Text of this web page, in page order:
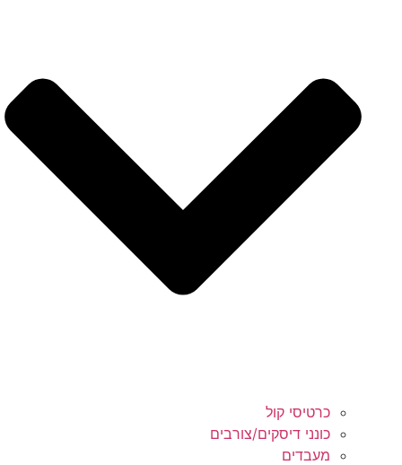
כרטיסי קול
כונני דיסקים/צורבים
מעבדים